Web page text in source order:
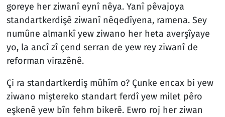
goreye her ziwanî eynî nêya. Yanî pêvajoya
standartkerdişê ziwanî nêqedîyena, ramena. Sey
numûne almankî yew ziwano her heta averşîyaye
yo, la ancî zî çend serran de yew rey ziwanî de
reforman virazênê.
Çi ra standartkerdiş mûhîm o? Çunke encax bi yew
ziwano miştereko standart ferdî yew milet pêro
eşkenê yew bîn fehm bikerê. Ewro roj her ziwan